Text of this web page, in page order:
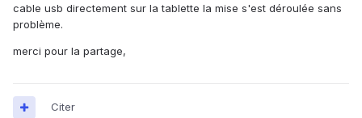
cable usb directement sur la tablette la mise s'est déroulée sans
problème.
merci pour la partage,
Citer